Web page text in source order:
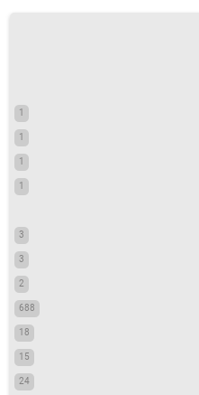
1
1
1
1
3
3
2
688
18
15
24